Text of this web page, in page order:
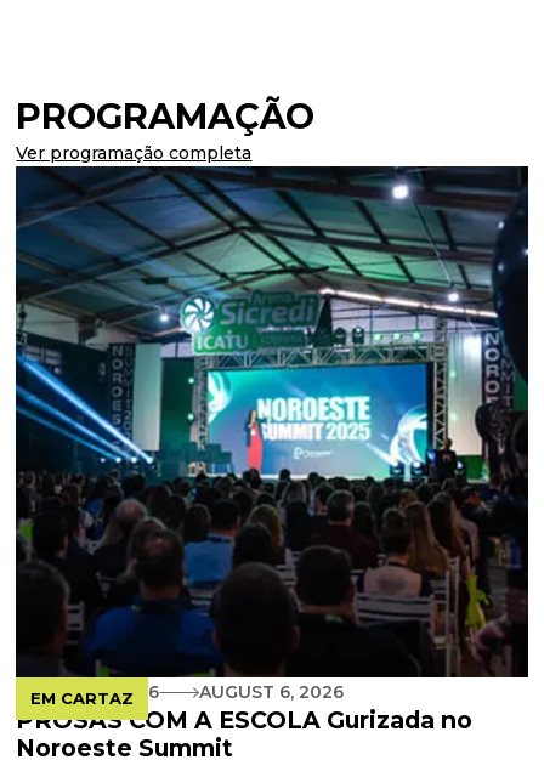
PROGRAMAÇÃO
Ver programação completa
EM CARTAZ
AUGUST 5, 2026 AUGUST 6, 2026
PROSAS COM A ESCOLA Gurizada no
Noroeste Summit